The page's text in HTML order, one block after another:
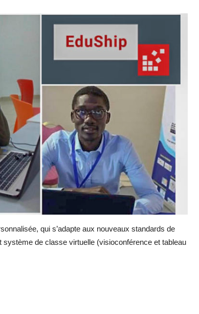
qui s’adapte aux nouveaux standards de
système de classe virtuelle (visioconférence et tableau